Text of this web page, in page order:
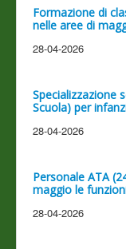
Formazione di
nelle aree di
28-04-2026
Specializzazione
Scuola) per
28-04-2026
Personale ATA
maggio le
28-04-2026